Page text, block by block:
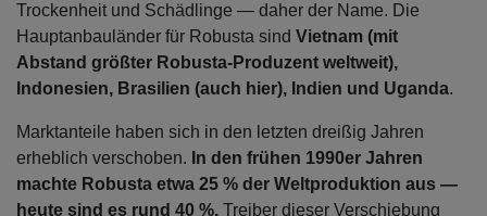
Trockenheit und Schädlinge — daher der Name. Die
Hauptanbauländer für Robusta sind Vietnam (mit
Abstand größter Robusta-Produzent weltweit),
Indonesien, Brasilien (auch hier), Indien und Uganda.
Marktanteile haben sich in den letzten dreißig Jahren
erheblich verschoben. In den frühen 1990er Jahren
machte Robusta etwa 25 % der Weltproduktion aus —
heute sind es rund 40 %. Treiber dieser Verschiebung